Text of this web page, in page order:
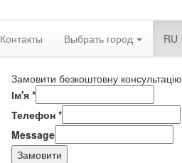
Контакты Выбрать город RU
Замовити безкоштовну консультацію
Ім'я *
Телефон *
Message
Замовити